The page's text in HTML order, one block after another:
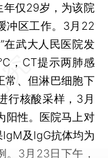
年仅29岁，为该院
冲区工作。3月22
在武大人民医院发
，CT提示两肺感
常、但淋巴细胞下
行核酸采样，3月
阳性。医院马上对
及IgG抗体均为
。3月23日下午，